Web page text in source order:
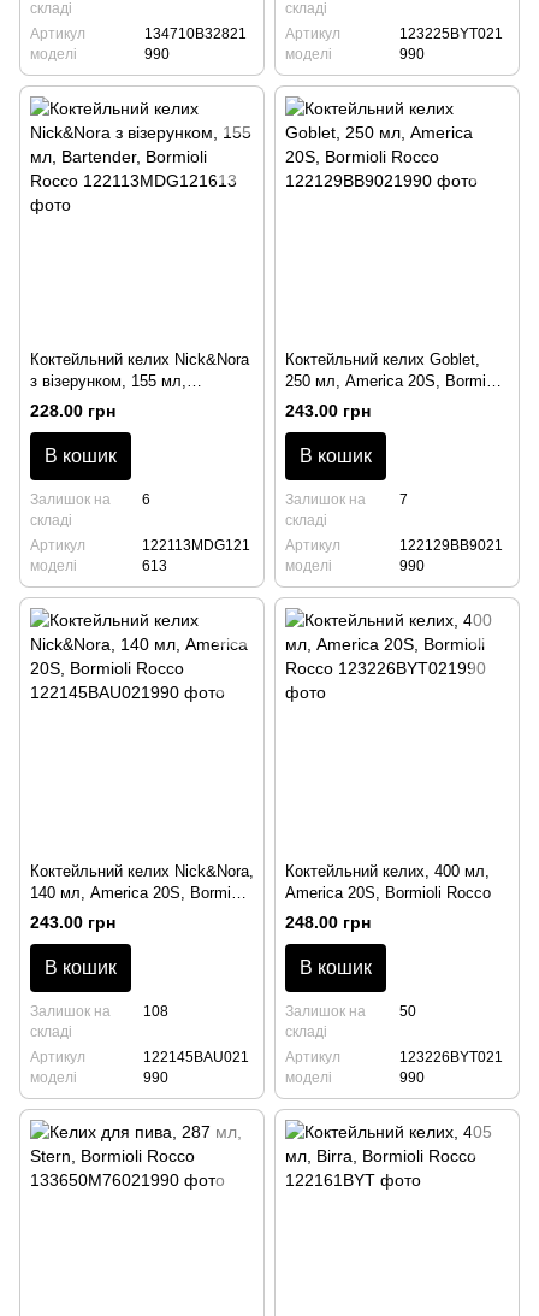
складі
Артикул
моделі
134710B32821
990
складі
Артикул
моделі
123225BYT021
990
Коктейльний келих Nick&Nora
з візерунком, 155 мл,
Bartender, Bormioli Rocco
228.00 грн
В кошик
Залишок на
складі
6
Артикул
моделі
122113MDG121
613
Коктейльний келих Goblet,
250 мл, America 20S, Bormioli
Rocco
243.00 грн
В кошик
Залишок на
складі
7
Артикул
моделі
122129BB9021
990
Коктейльний келих Nick&Nora,
140 мл, America 20S, Bormioli
Rocco
243.00 грн
В кошик
Залишок на
складі
108
Артикул
моделі
122145BAU021
990
Коктейльний келих, 400 мл,
America 20S, Bormioli Rocco
248.00 грн
В кошик
Залишок на
складі
50
Артикул
моделі
123226BYT021
990